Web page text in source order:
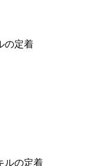
の定着
ルの定着